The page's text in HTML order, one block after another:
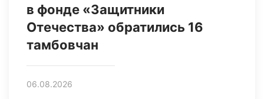
в фонде «Защитники
Отечества» обратились 16
тамбовчан
06.08.2026